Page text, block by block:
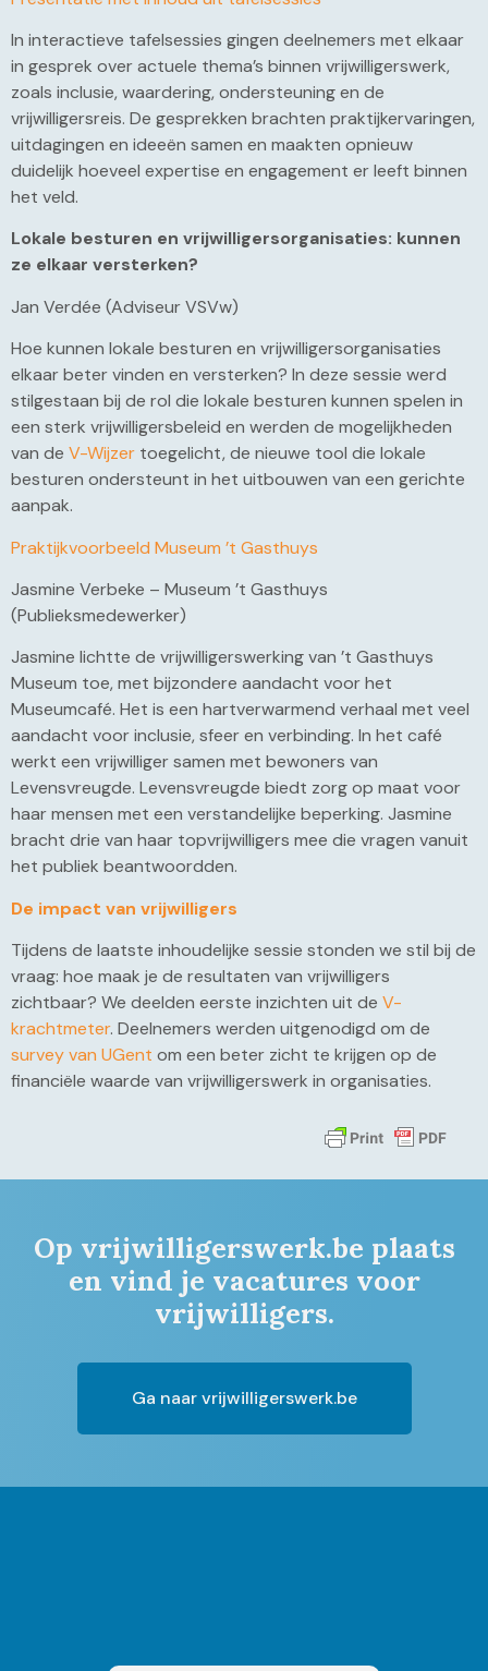
In interactieve tafelsessies gingen deelnemers met elkaar
in gesprek over actuele thema’s binnen vrijwilligerswerk,
zoals inclusie, waardering, ondersteuning en de
vrijwilligersreis. De gesprekken brachten praktijkervaringen,
uitdagingen en ideeën samen en maakten opnieuw
duidelijk hoeveel expertise en engagement er leeft binnen
het veld.
Lokale besturen en vrijwilligersorganisaties: kunnen
ze elkaar versterken?
Jan Verdée (Adviseur VSVw)
Hoe kunnen lokale besturen en vrijwilligersorganisaties
elkaar beter vinden en versterken? In deze sessie werd
stilgestaan bij de rol die lokale besturen kunnen spelen in
een sterk vrijwilligersbeleid en werden de mogelijkheden
van de V-Wijzer toegelicht, de nieuwe tool die lokale
besturen ondersteunt in het uitbouwen van een gerichte
aanpak.
Praktijkvoorbeeld Museum ’t Gasthuys
Jasmine Verbeke – Museum ’t Gasthuys
(Publieksmedewerker)
Jasmine lichtte de vrijwilligerswerking van ’t Gasthuys
Museum toe, met bijzondere aandacht voor het
Museumcafé. Het is een hartverwarmend verhaal met veel
aandacht voor inclusie, sfeer en verbinding. In het café
werkt een vrijwilliger samen met bewoners van
Levensvreugde. Levensvreugde biedt zorg op maat voor
haar mensen met een verstandelijke beperking. Jasmine
bracht drie van haar topvrijwilligers mee die vragen vanuit
het publiek beantwoordden.
De impact van vrijwilligers
Tijdens de laatste inhoudelijke sessie stonden we stil bij de
vraag: hoe maak je de resultaten van vrijwilligers
zichtbaar? We deelden eerste inzichten uit de V-
krachtmeter. Deelnemers werden uitgenodigd om de
survey van UGent om een beter zicht te krijgen op de
financiële waarde van vrijwilligerswerk in organisaties.
Op vrijwilligerswerk.be plaats
en vind je vacatures voor
vrijwilligers.
Ga naar vrijwilligerswerk.be